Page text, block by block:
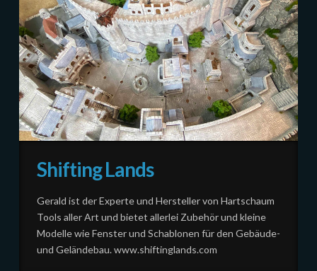
Shifting Lands
Gerald ist der Experte und Hersteller von Hartschaum
Tools aller Art und bietet allerlei Zubehör und kleine
Modelle wie Fenster und Schablonen für den Gebäude-
und Geländebau. www.shiftinglands.com